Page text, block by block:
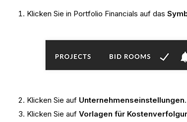
Klicken Sie in Portfolio Financials auf das
Klicken Sie auf Unternehmenseinstellungen.
Klicken Sie aufVorlagen für